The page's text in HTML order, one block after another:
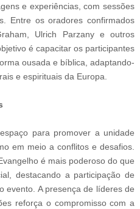
e experiências, com sessões
Entre os oradores confirmados
Ulrich Parzany e outros
é capacitar os participantes
ousada e bíblica, adaptando-
e espirituais da Europa.
para promover a unidade
em meio a conflitos e desafios.
é mais poderoso do que
destacando a participação de
evento. A presença de líderes de
reforça o compromisso com a